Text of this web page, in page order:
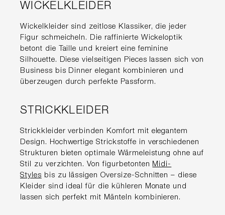
WICKELKLEIDER
Wickelkleider sind zeitlose Klassiker, die jeder
Figur schmeicheln. Die raffinierte Wickeloptik
betont die Taille und kreiert eine feminine
Silhouette. Diese vielseitigen Pieces lassen sich von
Business bis Dinner elegant kombinieren und
überzeugen durch perfekte Passform.
STRICKKLEIDER
Strickkleider verbinden Komfort mit elegantem
Design. Hochwertige Strickstoffe in verschiedenen
Strukturen bieten optimale Wärmeleistung ohne auf
Stil zu verzichten. Von figurbetonten Midi-
Styles bis zu lässigen Oversize-Schnitten – diese
Kleider sind ideal für die kühleren Monate und
lassen sich perfekt mit Mänteln kombinieren.